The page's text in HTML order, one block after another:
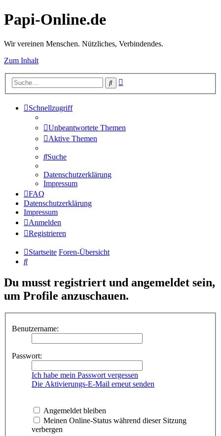
Papi-Online.de
Wir vereinen Menschen. Nützliches, Verbindendes.
Zum Inhalt
Suche
Schnellzugriff
Unbeantwortete Themen
Aktive Themen
Suche
Datenschutzerklärung
Impressum
FAQ
Datenschutzerklärung
Impressum
Anmelden
Registrieren
Startseite Foren-Übersicht
Suche
Du musst registriert und angemeldet sein,
um Profile anzuschauen.
Benutzername:
Passwort:
Ich habe mein Passwort vergessen
Die Aktivierungs-E-Mail erneut senden
Angemeldet bleiben
Meinen Online-Status während dieser Sitzung
verbergen